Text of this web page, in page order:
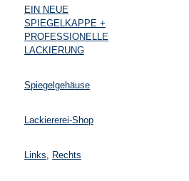
EIN NEUE
SPIEGELKAPPE +
PROFESSIONELLE
LACKIERUNG
Spiegelgehäuse
Lackiererei-Shop
Links Rechts